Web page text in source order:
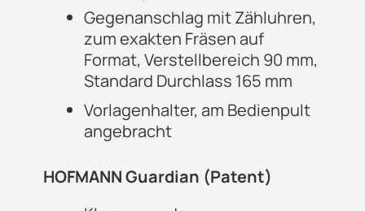
Gegenanschlag mit Zähluhren,
zum exakten Fräsen auf
Format, Verstellbereich 90 mm,
Standard Durchlass 165 mm
Vorlagenhalter, am Bedienpult
angebracht
HOFMANN Guardian (Patent)